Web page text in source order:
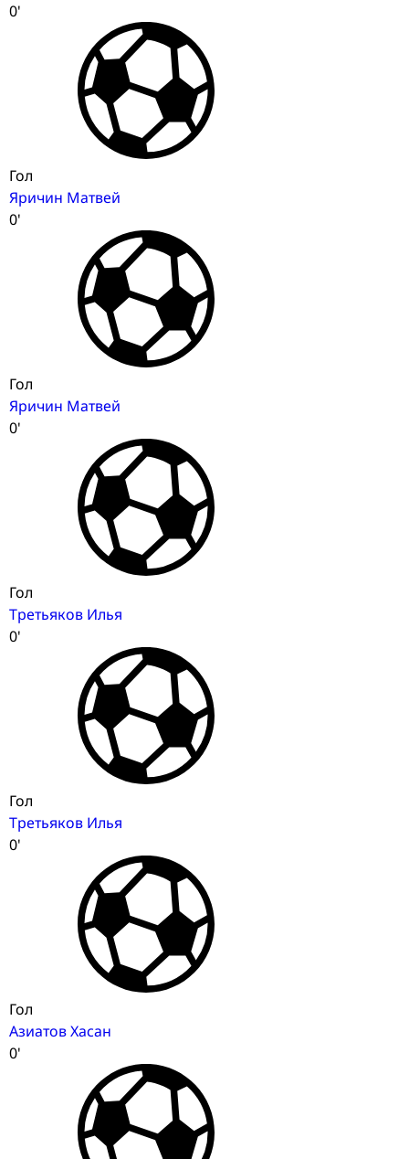
0'
Гол
Яричин Матвей
0'
Гол
Яричин Матвей
0'
Гол
Третьяков Илья
0'
Гол
Третьяков Илья
0'
Гол
Азиатов Хасан
0'